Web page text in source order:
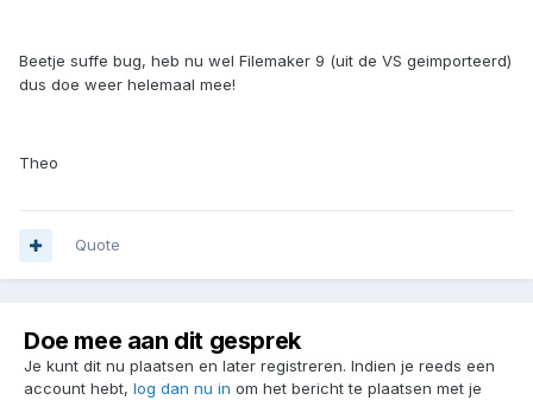
Beetje suffe bug, heb nu wel Filemaker 9 (uit de VS geimporteerd)
dus doe weer helemaal mee!
Theo
Quote
Doe mee aan dit gesprek
Je kunt dit nu plaatsen en later registreren. Indien je reeds een
account hebt, log dan nu in om het bericht te plaatsen met je